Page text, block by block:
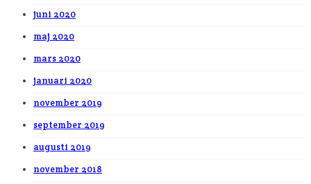
juni 2020
maj 2020
mars 2020
januari 2020
november 2019
september 2019
augusti 2019
november 2018